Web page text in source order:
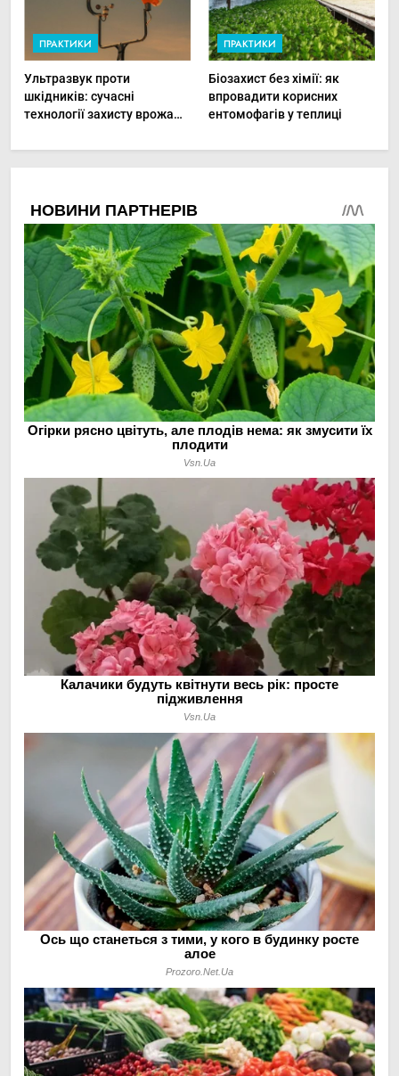
ПРАКТИКИ
Ультразвук проти
шкідників: сучасні
технології захисту врожаю
ПРАКТИКИ
Біозахист без хімії: як
впровадити корисних
ентомофагів у теплиці